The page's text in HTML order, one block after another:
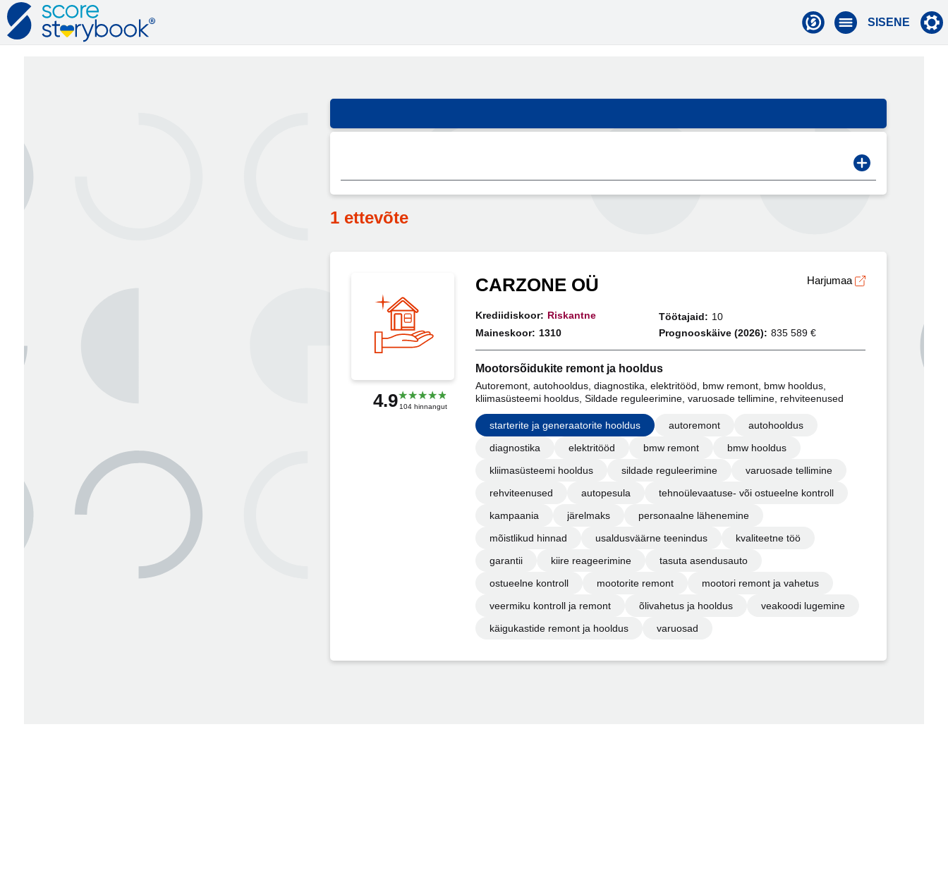
SISENE
1 ettevõte
4.9 104 hinnangut
CARZONE OÜ Harjumaa
Krediidiskoor: Riskantne
Maineskoor: 1310
Töötajaid: 10
Prognooskäive (2026): 835 589 €
Mootorsõidukite remont ja hooldus
Autoremont, autohooldus, diagnostika, elektritööd, bmw remont, bmw hooldus,
kliimasüsteemi hooldus, Sildade reguleerimine, varuosade tellimine, rehviteenused
starterite ja generaatorite hooldus autoremont
autohooldus
diagnostika
elektritööd bmw remont
bmw hooldus
kliimasüsteemi hooldus
sildade reguleerimine
varuosade tellimine
rehviteenused
autopesula
tehnoülevaatuse- või ostueelne kontroll
kampaania
järelmaks
personaalne lähenemine
mõistlikud hinnad
usaldusväärne teenindus
kvaliteetne töö
garantii
kiire reageerimine
tasuta asendusauto
ostueelne kontroll
mootorite remont
mootori remont ja vahetus
veermiku kontroll ja remont
õlivahetus ja hooldus
veakoodi lugemine
käigukastide remont ja hooldus
varuosad